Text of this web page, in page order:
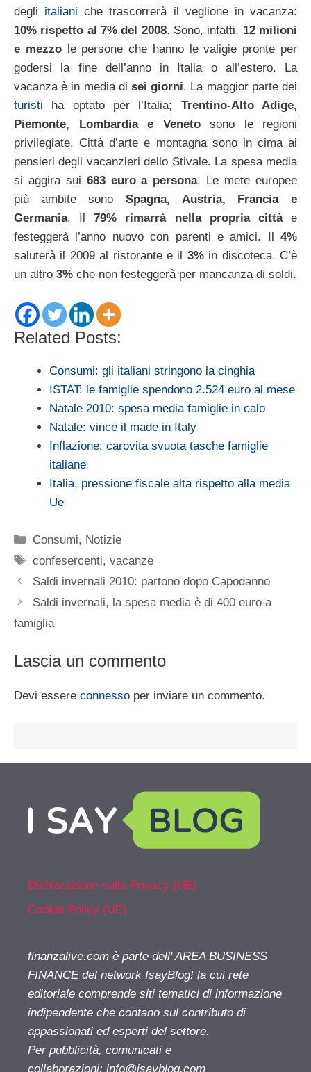
degli italiani che trascorrerà il veglione in vacanza:
10% rispetto al 7% del 2008. Sono, infatti, 12 milioni
e mezzole persone che hanno le valigie pronte per
godersi la fine dell’anno in Italia o all’estero. La
vacanza è in media di sei giorni. La maggior parte dei
turisti ha optato per l’Italia; Trentino-Alto Adige,
Piemonte, Lombardia e Venetosono le regioni
privilegiate. Città d’arte e montagna sono in cima ai
pensieri degli vacanzieri dello Stivale. La spesa media
si aggira sui 683 euro a persona. Le mete europee
più ambite sono Spagna, Austria, Francia e
Germania. Il79% rimarrà nella propria cittàe
festeggerà l’anno nuovo con parenti e amici. Il 4%
saluterà il 2009 al ristorante e il 3% in discoteca. C’è
un altro 3% che non festeggerà per mancanza di soldi.
Related Posts:
Consumi: gli italiani stringono la cinghia
ISTAT: le famiglie spendono 2.524 euro al mese
Natale 2010: spesa media famiglie in calo
Natale: vince il made in Italy
Inflazione: carovita svuota tasche famiglie
italiane
Italia, pressione fiscale alta rispetto alla media
Ue
Categorie
Consumi, Notizie
Tag
confesercenti,vacanze
Saldi invernali 2010: partono dopo Capodanno
Saldi invernali, la spesa media è di 400 euro a
famiglia
Lascia un commento
Devi essere connesso per inviare un commento.
Dichiarazione sulla Privacy (UE)
Cookie Policy (UE)
finanzalive.com è parte dell' AREA BUSINESS
FINANCE del network IsayBlog! la cui rete
editoriale comprende siti tematici di informazione
indipendente che contano sul contributo di
appassionati ed esperti del settore.
Per pubblicità, comunicati e
collaborazioni: info@isayblog.com